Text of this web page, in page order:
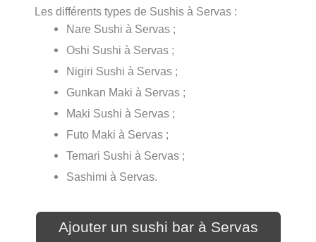
Les différents types de Sushis à Servas :
Nare Sushi à Servas ;
Oshi Sushi à Servas ;
Nigiri Sushi à Servas ;
Gunkan Maki à Servas ;
Maki Sushi à Servas ;
Futo Maki à Servas ;
Temari Sushi à Servas ;
Sashimi à Servas.
Ajouter un sushi bar à Servas